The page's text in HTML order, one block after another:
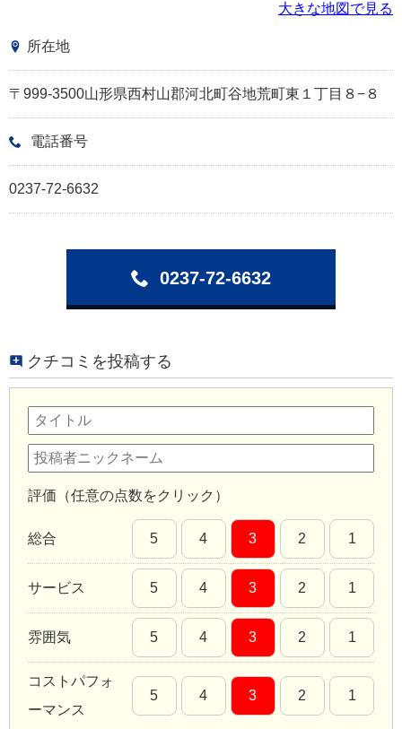
大きな地図で見る
所在地
〒999-3500山形県西村山郡河北町谷地荒町東１丁目８−８
電話番号
0237-72-6632
0237-72-6632
クチコミを投稿する
評価（任意の点数をクリック）
総合 5 4 3 2 1
サービス 5 4 3 2 1
雰囲気 5 4 3 2 1
コストパフォ
ーマンス
5 4 3 2 1